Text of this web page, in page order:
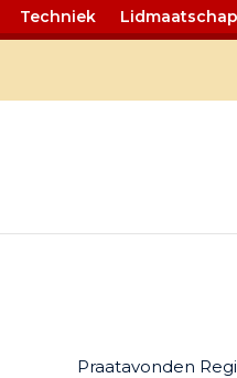
Techniek Lidmaatschap
Praatavonden